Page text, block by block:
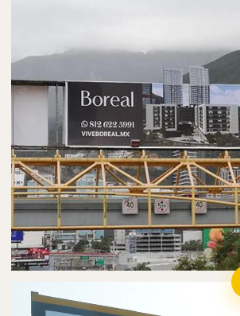
PUBLICIDAD EN